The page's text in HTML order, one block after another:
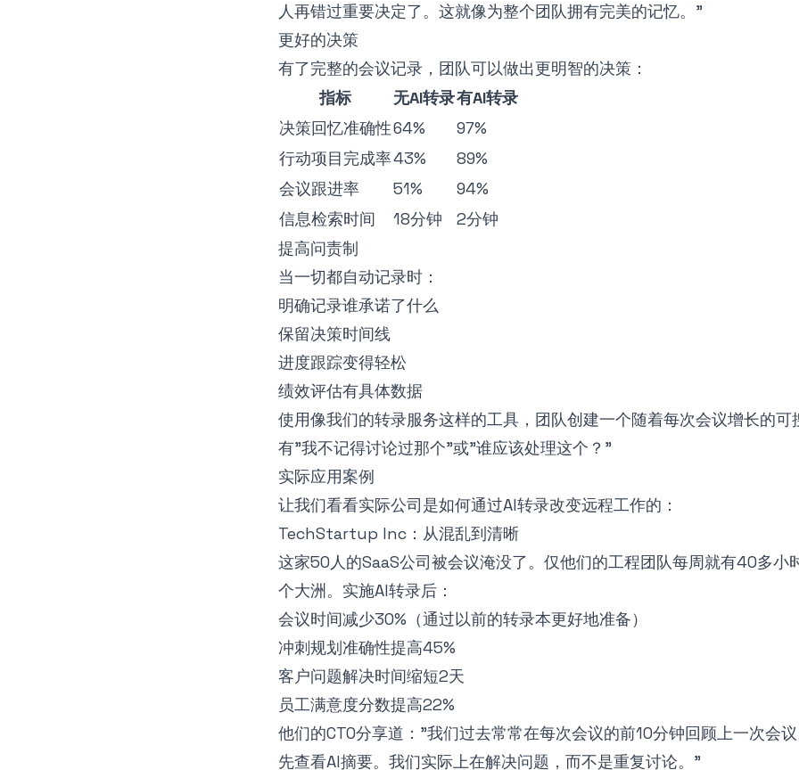
人再错过重要决定了。这就像为整个团队拥有完美的记忆。"
更好的决策
有了完整的会议记录，团队可以做出更明智的决策：
指标
无AI转录有AI转录
决策回忆准确性64%
97%
行动项目完成率43%
89%
会议跟进率
51%
94%
信息检索时间
18分钟
2分钟
提高问责制
当一切都自动记录时：
明确记录谁承诺了什么
保留决策时间线
进度跟踪变得轻松
绩效评估有具体数据
使用像我们的转录服务这样的工具，团队创建一个随着每次会议增长的可
有"我不记得讨论过那个"或"谁应该处理这个？"
实际应用案例
让我们看看实际公司是如何通过AI转录改变远程工作的：
TechStartup Inc：从混乱到清晰
这家50人的SaaS公司被会议淹没了。仅他们的工程团队每周就有40多小
个大洲。实施AI转录后：
会议时间减少30%（通过以前的转录本更好地准备）
冲刺规划准确性提高45%
客户问题解决时间缩短2天
员工满意度分数提高22%
他们的CTO分享道："我们过去常常在每次会议的前10分钟回顾上一次会
先查看AI摘要。我们实际上在解决问题，而不是重复讨论。"